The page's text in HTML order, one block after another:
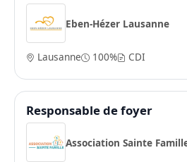
Eben-Hézer Lausanne
Lausanne 100% CDI
Responsable de foyer
Association Sainte